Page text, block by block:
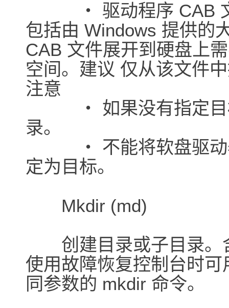
・ 驱动程序 CAB 文
包括由 Windows 提供的
CAB 文件展开到硬盘上
空间。建议 仅从该文件
注意
・ 如果没有指定目
录。
・ 不能将软盘驱动器
定为目标。
Mkdir (md)
创建目录或子目录。
使用故障恢复控制台时
同参数的 mkdir 命令。